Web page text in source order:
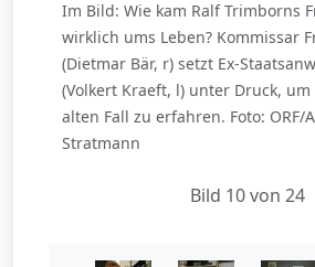
Im Bild: Wie kam Ralf Trimborns
wirklich ums Leben? Kommissar
(Dietmar Bär, r) setzt Ex-
(Volkert Kraeft, l) unter Druck,
alten Fall zu erfahren. Foto: ORF/
Stratmann
Bild 10 von 24